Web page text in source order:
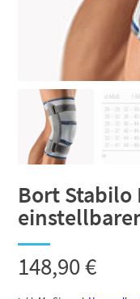
Bort
148,90€